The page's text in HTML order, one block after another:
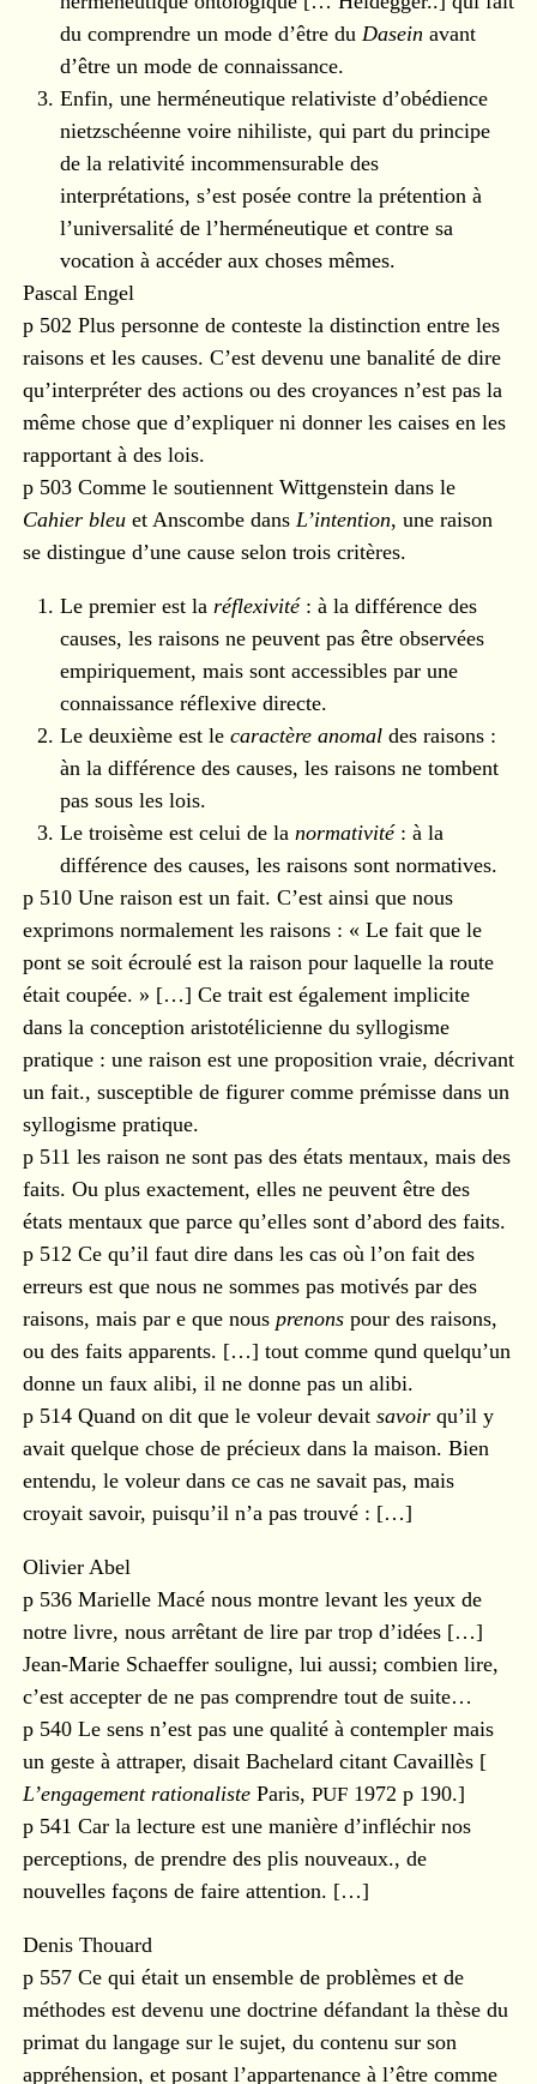
du comprendre un mode d’être duDaseinavant
d’être un mode de connaissance.
Enfin, une herméneutique relativiste d’obédience
nietzschéenne voire nihiliste, qui part du principe
de la relativité incommensurable des
interprétations, s’est posée contre la prétention à
l’universalité de l’herméneutique et contre sa
vocation à accéder aux choses mêmes.
Pascal Engel
p 502 Plus personne de conteste la distinction entre les
raisons et les causes. C’est devenu une banalité de dire
qu’interpréter des actions ou des croyances n’est pas la
même chose que d’expliquer ni donner les caises en les
rapportant à des lois.
p 503 Comme le soutiennent Wittgenstein dans le
Cahier bleuet Anscombe dans L’intention, une raison
se distingue d’une cause selon trois critères.
Le premier est laréflexivité: à la différence des
causes, les raisons ne peuvent pas être observées
empiriquement, mais sont accessibles par une
connaissance réflexive directe.
Le deuxième est lecaractère anomal des raisons :
àn la différence des causes, les raisons ne tombent
pas sous les lois.
Le troisème est celui de lanormativité: à la
différence des causes, les raisons sont normatives.
p 510 Une raison est un fait. C’est ainsi que nous
exprimons normalement les raisons : « Le fait que le
pont se soit écroulé est la raison pour laquelle la route
était coupée. » […] Ce trait est également implicite
dans la conception aristotélicienne du syllogisme
pratique : une raison est une proposition vraie, décrivant
un fait., susceptible de figurer comme prémisse dans un
syllogisme pratique.
p 511 les raison ne sont pas des états mentaux, mais des
faits. Ou plus exactement, elles ne peuvent être des
états mentaux que parce qu’elles sont d’abord des faits.
p 512 Ce qu’il faut dire dans les cas où l’on fait des
erreurs est que nous ne sommes pas motivés par des
raisons, mais par e que nous prenonspour des raisons,
ou des faits apparents. […] tout comme qund quelqu’un
donne un faux alibi, il ne donne pas un alibi.
p 514 Quand on dit que le voleur devait savoir qu’il y
avait quelque chose de précieux dans la maison. Bien
entendu, le voleur dans ce cas ne savait pas, mais
croyait savoir, puisqu’il n’a pas trouvé : […]
Olivier Abel
p 536 Marielle Macé nous montre levant les yeux de
notre livre, nous arrêtant de lire par trop d’idées […]
Jean-Marie Schaeffer souligne, lui aussi; combien lire,
c’est accepter de ne pas comprendre tout de suite…
p 540 Le sens n’est pas une qualité à contempler mais
un geste à attraper, disait Bachelard citant Cavaillès [
L’engagement rationalisteParis, PUF1972 p 190.]
p 541 Car la lecture est une manière d’infléchir nos
perceptions, de prendre des plis nouveaux., de
nouvelles façons de faire attention. […]
Denis Thouard
p 557 Ce qui était un ensemble de problèmes et de
méthodes est devenu une doctrine défandant la thèse du
primat du langage sur le sujet, du contenu sur son
appréhension, et posant l’appartenance à l’être comme